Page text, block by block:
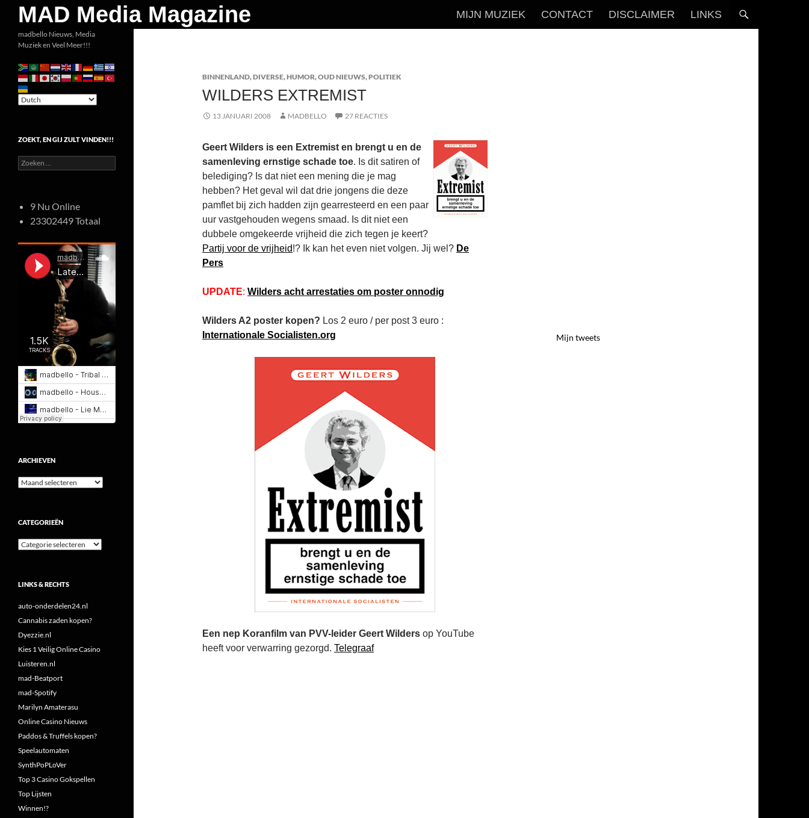
inhoud
MAD Media Magazine
Zoeken
MIJN MUZIEK CONTACT DISCLAIMER LINKS
BINNENLAND,DIVERSE,HUMOR,OUD NIEUWS,POLITIEK
WILDERS EXTREMIST
13 JANUARI 2008 MADBELLO 27 REACTIES
Geert Wilders is een Extremist en brengt u en de
samenleving ernstige schade toe. Is dit satiren of
belediging? Is dat niet een mening die je mag
hebben? Het geval wil dat drie jongens die deze
pamflet bij zich hadden zijn gearresteerd en een paar
uur vastgehouden wegens smaad. Is dit niet een
dubbele omgekeerde vrijheid die zich tegen je keert?
Partij voor de vrijheid!? Ik kan het even niet volgen. Jij wel? De
Pers
UPDATE: Wilders acht arrestaties om poster onnodig
Wilders A2 poster kopen? Los 2 euro / per post 3 euro :
Internationale Socialisten.org
Een nep Koranfilm van PVV-leider Geert Wilders op YouTube
heeft voor verwarring gezorgd. Telegraaf
Mijn tweets
madbello Nieuws, Media
Muziek en Veel Meer!!!
ZOEKT, EN GIJ ZULT VINDEN!!!
Zoeken
naar:
9 Nu Online
23302449 Totaal
ARCHIEVEN
Archieven
CATEGORIEËN
Categorieën
LINKS & RECHTS
auto-onderdelen24.nl
Cannabis zaden kopen?
Dyezzie.nl
Kies 1 Veilig Online Casino
Luisteren.nl
mad-Beatport
mad-Spotify
Marilyn Amaterasu
Online Casino Nieuws
Paddos & Truffels kopen?
Speelautomaten
SynthPoPLoVer
Top 3 Casino Gokspellen
Top Lijsten
Winnen!?